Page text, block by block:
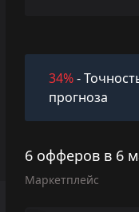
34%-
прогноза
6 офферов в 6
Маркетплейс